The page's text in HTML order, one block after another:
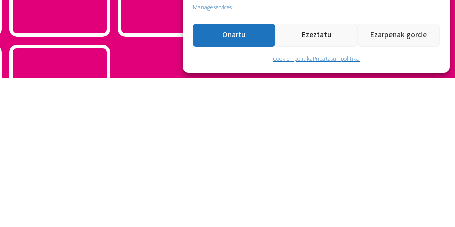
Manage services
Onartu Ezeztatu Ezarpenak gorde
Cookien politikaPribatasun politika